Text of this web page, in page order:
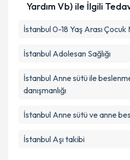
Yardım Vb) ile İlgili
İstanbul 0-18 Yaş Arası Çocuk
İstanbul Adolesan Sağlığı
İstanbul Anne sütü ile
danışmanlığı
İstanbul Anne sütü ve anne
İstanbul Aşı takibi